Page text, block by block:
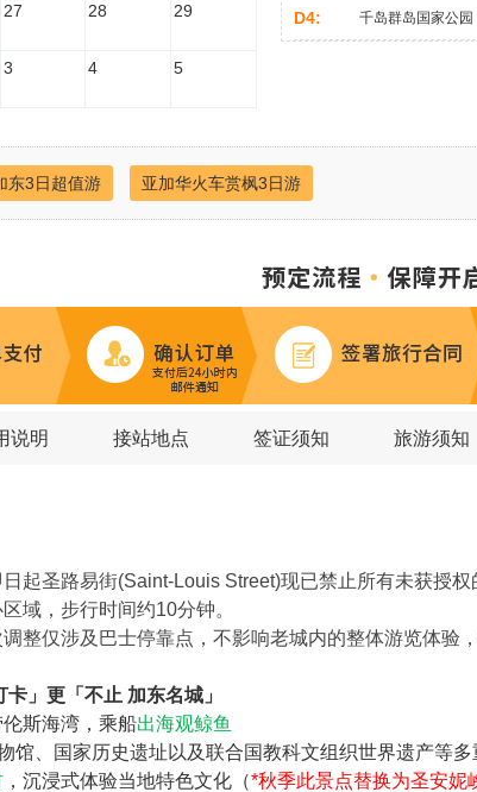
27 28 29
3 4 5
D4: 千岛群岛国家公园
东3日超值游 亚加华火车赏枫3日游
说明 接站地点 签证须知 旅游须知
起圣路易街(Saint-Louis Street)现已禁止所有未获授
域，步行时间约10分钟。
整仅涉及巴士停靠点，不影响老城内的整体游览体验，
卡 」更「不止 加东名城」
斯海湾，乘船出海观鲸鱼
馆、国家历史遗址以及联合国教科文组织世界遗产等
，沉浸式体验当地特色文化（*秋季此景点替换为圣安妮